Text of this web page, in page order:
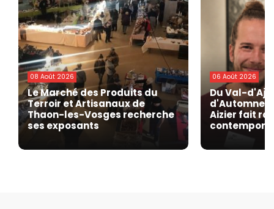
08 Août 2026
Le Marché des Produits du
Terroir et Artisanaux de
Thaon-les-Vosges recherche
ses exposants
06 Août 2026
Du Val-
d'Automne
Aizier fait